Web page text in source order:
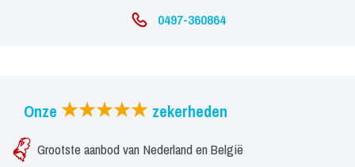
0497-360864
Onze zekerheden
Grootste aanbod van Nederland en België